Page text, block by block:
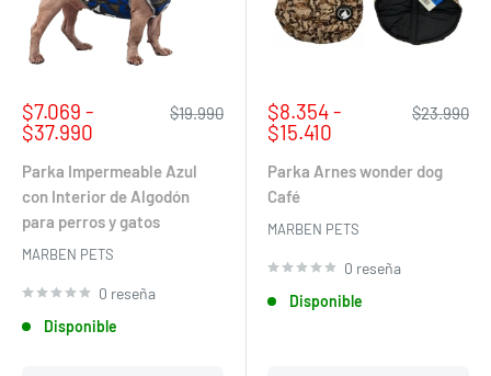
Precio
de
$7.069 -
$37.990
Precio
$19.990
Parka Impermeable Azul
con Interior de Algodón
para perros y gatos
MARBEN PETS
0 reseña
Disponible
Precio
de
$8.354 -
$15.410
Precio
$23.990
Parka Arnes wonder dog
Café
MARBEN PETS
0 reseña
Disponible